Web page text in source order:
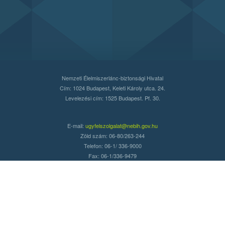
Nemzeti Élelmiszerlánc-biztonsági Hivatal
Cím: 1024 Budapest, Keleti Károly utca. 24.
Levelezési cím: 1525 Budapest. Pf. 30.
E-mail: ugyfelszolgalat@nebih.gov.hu
Zöld szám: 06-80/263-244
Telefon: 06-1/ 336-9000
Fax: 06-1/336-9479